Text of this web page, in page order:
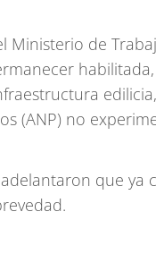
Ministerio de
(ANP) no
que ya